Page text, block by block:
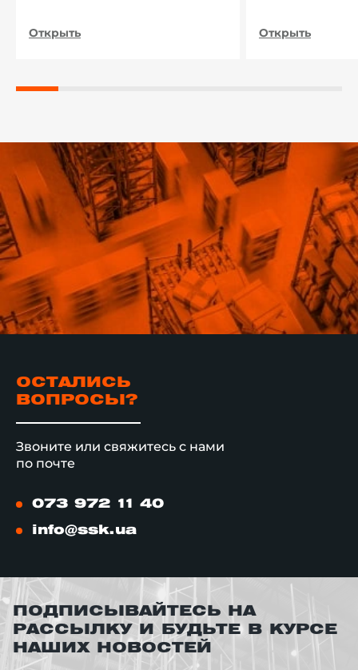
Открыть
Открыть
ОСТАЛИСЬ
ВОПРОСЫ?
Звоните или свяжитесь с нами
по почте
073 972 11 40
info@ssk.ua
ПОДПИСЫВАЙТЕСЬ НА
РАССЫЛКУ И БУДЬТЕ В КУРСЕ
НАШИХ НОВОСТЕЙ